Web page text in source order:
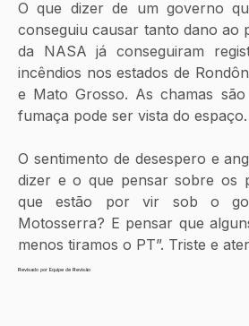
O que dizer de um governo
conseguiu causar tanto dano ao
da NASA já conseguiram
incêndios nos estados de
e Mato Grosso. As chamas
fumaça pode ser vista do espaço.
O sentimento de desespero e
dizer e o que pensar sobre os
que estão por vir sob o
Motosserra? E pensar que
menos tiramos o PT”. Triste e
Revisado por Equipe de Revisão